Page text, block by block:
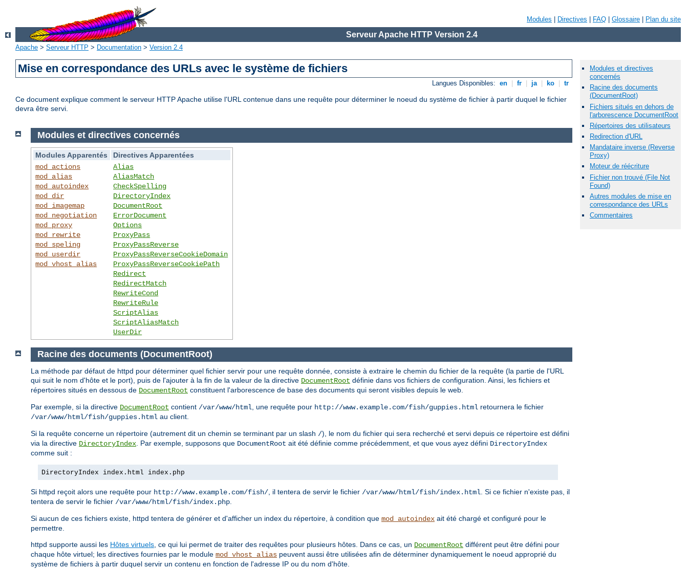
Modules Directives FAQ Glossaire Plan du site
Serveur Apache HTTP Version 2.4
Apache > Serveur HTTP > Documentation > Version 2.4
Mise en correspondance des URLs avec le système de fichiers
Langues Disponibles: en fr ja ko tr
Ce document explique comment le serveur HTTP Apache utilise l'URL contenue dans une requête pour déterminer le noeud du système de fichier à partir duquel le fichier
devra être servi.
Modules et directives
concernés
Racine des documents
(DocumentRoot)
Fichiers situés en dehors de
l'arborescence DocumentRoot
Répertoires des utilisateurs
Redirection d'URL
Mandataire inverse (Reverse
Proxy)
Moteur de réécriture
Fichier non trouvé (File Not
Found)
Autres modules de mise en
correspondance des URLs
Commentaires
Modules et directives concernés
Modules Apparentés
Directives Apparentées
mod_actions
mod_alias
mod_autoindex
mod_dir
mod_imagemap
mod_negotiation
mod_proxy
mod_rewrite
mod_speling
mod_userdir
mod_vhost_alias
Alias
AliasMatch
CheckSpelling
DirectoryIndex
DocumentRoot
ErrorDocument
Options
ProxyPass
ProxyPassReverse
ProxyPassReverseCookieDomain
ProxyPassReverseCookiePath
Redirect
RedirectMatch
RewriteCond
RewriteRule
ScriptAlias
ScriptAliasMatch
UserDir
Racine des documents (DocumentRoot)
La méthode par défaut de httpd pour déterminer quel fichier servir pour une requête donnée, consiste à extraire le chemin du fichier de la requête (la partie de l'URL
qui suit le nom d'hôte et le port), puis de l'ajouter à la fin de la valeur de la directive DocumentRoot définie dans vos fichiers de configuration. Ainsi, les fichiers et
répertoires situés en dessous de DocumentRoot constituent l'arborescence de base des documents qui seront visibles depuis le web.
Par exemple, si la directive DocumentRoot contient /var/www/html , une requête pour http://www.example.com/fish/guppies.html retournera le fichier
/var/www/html/fish/guppies.html au client.
Si la requête concerne un répertoire (autrement dit un chemin se terminant par un slash /), le nom du fichier qui sera recherché et servi depuis ce répertoire est défini
via la directive DirectoryIndex . Par exemple, supposons que DocumentRoot ait été définie comme précédemment, et que vous ayez défini DirectoryIndex
comme suit :
DirectoryIndex index.html index.php
Si httpd reçoit alors une requête pour http://www.example.com/fish/ , il tentera de servir le fichier /var/www/html/fish/index.html . Si ce fichier n'existe pas, il
tentera de servir le fichier /var/www/html/fish/index.php
Si aucun de ces fichiers existe, httpd tentera de générer et d'afficher un index du répertoire, à condition que mod_autoindex ait été chargé et configuré pour le
permettre.
httpd supporte aussi les Hôtes virtuels , ce qui lui permet de traiter des requêtes pour plusieurs hôtes. Dans ce cas, un DocumentRoot différent peut être défini pour
chaque hôte virtuel; les directives fournies par le module mod_vhost_alias peuvent aussi être utilisées afin de déterminer dynamiquement le noeud approprié du
système de fichiers à partir duquel servir un contenu en fonction de l'adresse IP ou du nom d'hôte.